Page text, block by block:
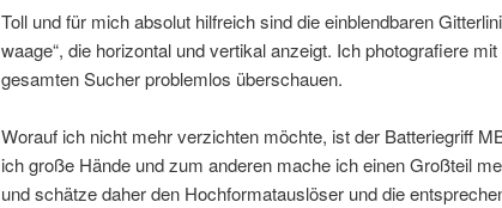
Toll und für mich absolut hilfreich sind die einblendbaren
waage“, die horizontal und vertikal anzeigt. Ich photografiere
gesamten Sucher problemlos überschauen.
Worauf ich nicht mehr verzichten möchte, ist der Batteriegriff
ich große Hände und zum anderen mache ich einen Großteil
und schätze daher den Hochformatauslöser und die